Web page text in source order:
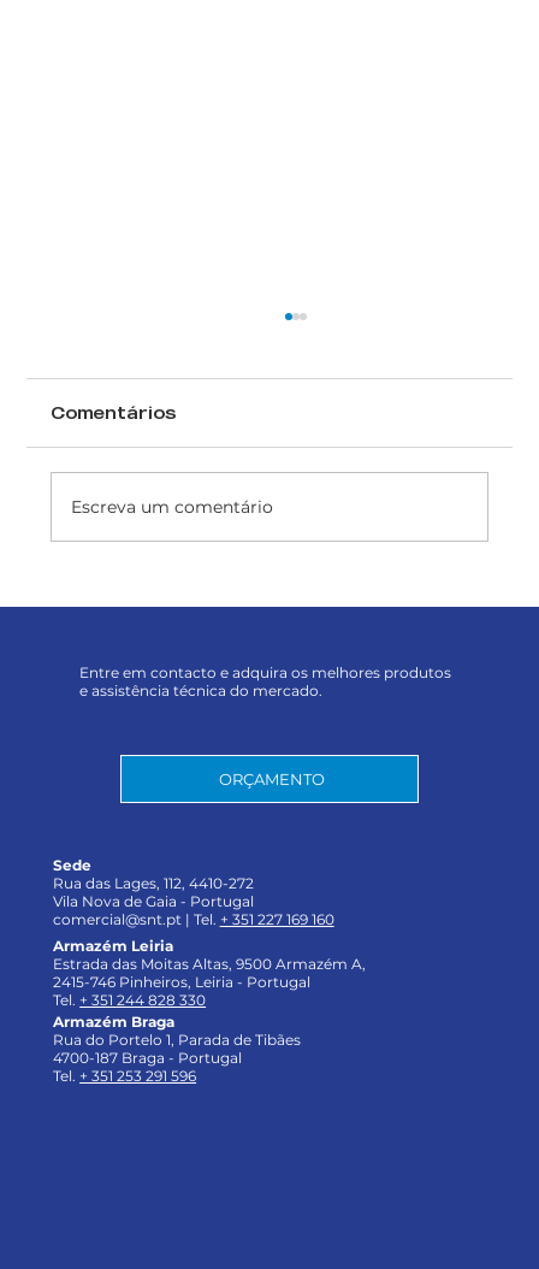
Comentários
Escreva um comentário
Sede
Rua das Lages, 112, 4410-272
Vila Nova de Gaia - Portugal
comercial@snt.pt | Tel. + 351 227 169 160
Armazém Leiria
Estrada das Moitas Altas, 9500 Armazém A,
2415-746 Pinheiros, Leiria - Portugal
Tel. + 351 244 828 330
Armazém Braga
Rua do Portelo 1, Parada de Tibães
4700-187 Braga - Portugal
Tel. + 351 253 291 596
Entre em contacto e adquira os melhores produtos
e assistência técnica do mercado.
ORÇAMENTO